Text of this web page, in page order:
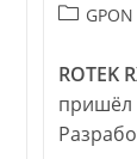
Рубрика
GPON
ROTEK
пришёл